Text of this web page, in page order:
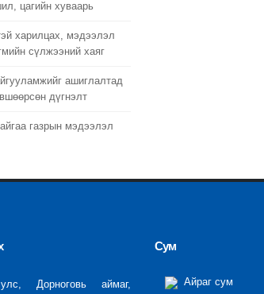
цагийн хуваарь
харилцах, мэдээлэл
сүлжээний хаяг
ашиглалтад
дүгнэлт
газрын мэдээлэл
Дорноговь аймаг,
Сум
Айраг сум